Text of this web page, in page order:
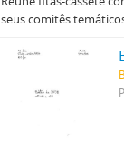
seus comitês